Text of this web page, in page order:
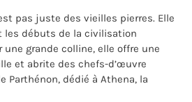
pas juste des vieilles pierres. Elle
les débuts de la civilisation
une grande colline, elle offre une
et abrite des chefs-d’œuvre
Parthénon, dédié à Athena, la